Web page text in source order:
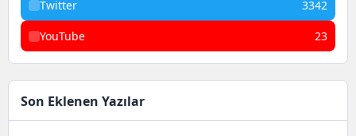
Twitter 3342
YouTube 23
Son Eklenen Yazılar